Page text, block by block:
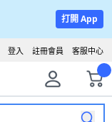
打開 App
客服中心
註冊會員
登入